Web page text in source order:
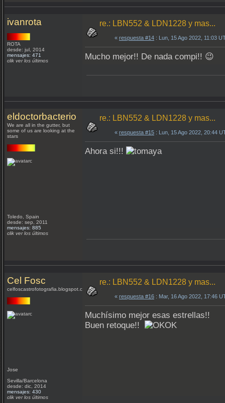
ivanrota
ROTA
desde: jul, 2014
mensajes: 471
clik ver los últimos
re.: LBN552 & LDN1228 y mas...
« respuesta #14 : Lun, 15 Ago 2022, 11:03
Mucho mejor!! De nada compi!! 😉
eldoctorbacterio
We are all in the gutter, but
some of us are looking at the
stars
Toledo, Spain
desde: sep, 2011
mensajes: 885
clik ver los últimos
re.: LBN552 & LDN1228 y mas...
« respuesta #15 : Lun, 15 Ago 2022, 20:44
Ahora si!!!
Cel Fosc
celfoscastrofotografia.blogspot.com
Jose
Sevilla/Barcelona
desde: dic, 2014
mensajes: 430
clik ver los últimos
re.: LBN552 & LDN1228 y mas...
« respuesta #16 : Mar, 16 Ago 2022, 17:46
Muchísimo mejor esas estrellas!!
Buen retoque!!